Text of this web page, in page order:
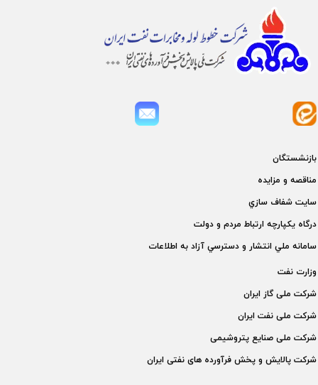
بازنشستگان
مناقصه و مزايده
سايت شفاف سازي
درگاه يكپارچه ارتباط مردم و دولت
سامانه ملي انتشار و دسترسي آزاد به اطلاعات
وزارت نفت
شركت ملی گاز ايران
شركت ملی نفت ايران
شركت ملی صنايع پتروشيمی
شركت پالايش و پخش فرآورده های نفتی ايران